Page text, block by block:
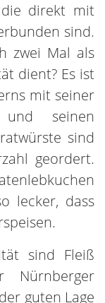
direkt mit
sind.
zwei Mal als
dient? Es ist
mit seiner
seinen
sind
geordert.
lecker, dass
sind Fleiß
Nürnberger
guten Lage